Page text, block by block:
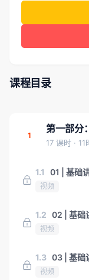
课程目录
1
第一部分
17 课时 ·
1.1 01 | 基础
视频
1.2 02 | 基础
视频
1.3 03 | 基础
视频